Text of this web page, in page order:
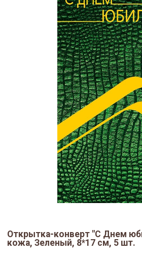
Открытка-конверт "С Днем
кожа, Зеленый, 8*17 см, 5 шт.